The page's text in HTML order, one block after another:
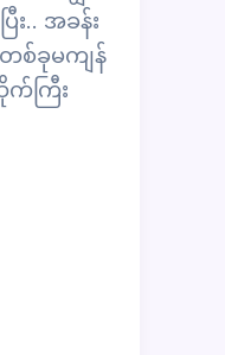
.. အခန်း
စ်ခုမကျန်
ကြီး